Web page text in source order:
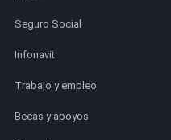
Seguro Social
Infonavit
Trabajo y empleo
Becas y apoyos